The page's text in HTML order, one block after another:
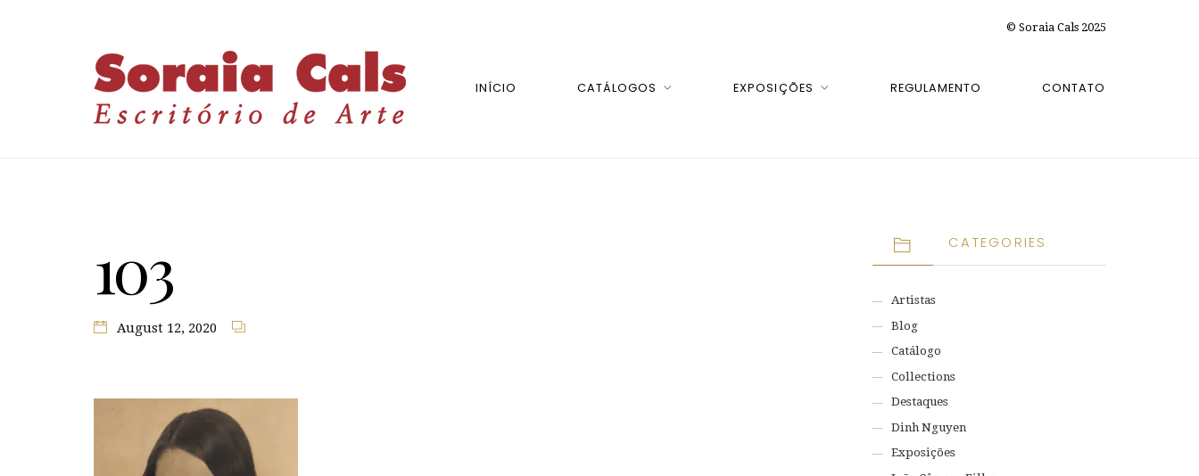
© Soraia Cals 2025
INÍCIO CATÁLOGOS EXPOSIÇÕES REGULAMENTO CONTATO
103
August 12, 2020
CATEGORIES
Artistas
Blog
Catálogo
Collections
Destaques
Dinh Nguyen
Exposições